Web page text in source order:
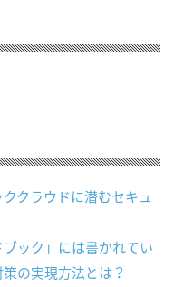
クラウドに潜むセキュ
ック」には書かれてい
の実現方法とは？